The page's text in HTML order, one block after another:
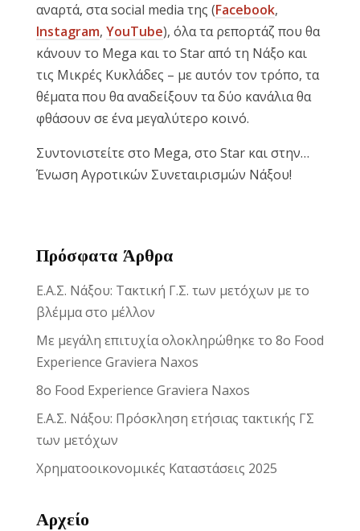
αναρτά, στα social media της (Facebook,
Instagram, YouTube), όλα τα ρεπορτάζ που θα
κάνουν το Mega και το Star από τη Νάξο και
τις Μικρές Κυκλάδες – με αυτόν τον τρόπο, τα
θέματα που θα αναδείξουν τα δύο κανάλια θα
φθάσουν σε ένα μεγαλύτερο κοινό.
Συντονιστείτε στο Mega, στο Star και στην…
Ένωση Αγροτικών Συνεταιρισμών Νάξου!
Πρόσφατα Άρθρα
Ε.Α.Σ. Νάξου: Τακτική Γ.Σ. των μετόχων με το
βλέμμα στο μέλλον
Με μεγάλη επιτυχία ολοκληρώθηκε το 8ο Food
Experience Graviera Naxos
8ο Food Experience Graviera Naxos
Ε.Α.Σ. Νάξου: Πρόσκληση ετήσιας τακτικής ΓΣ
των μετόχων
Χρηματοοικονομικές Καταστάσεις 2025
Αρχείο